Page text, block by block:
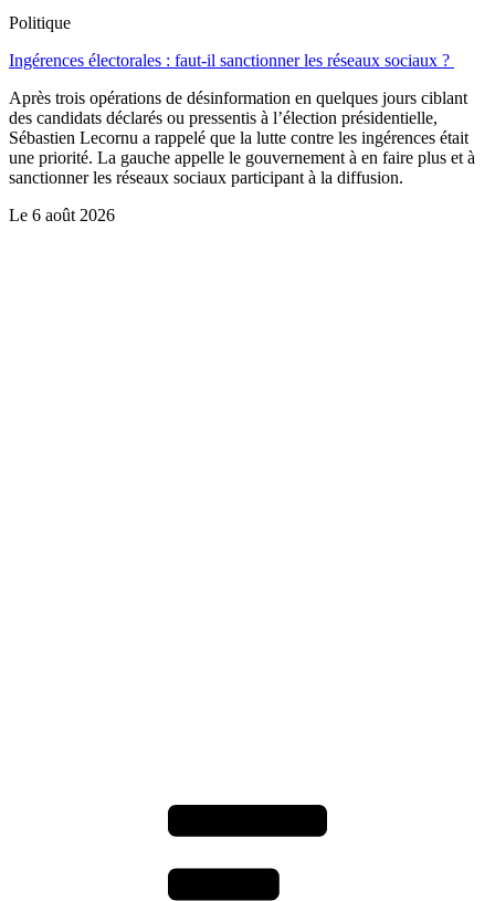
Politique
Ingérences électorales : faut-il sanctionner les réseaux sociaux ?
Après trois opérations de désinformation en quelques jours ciblant
des candidats déclarés ou pressentis à l’élection présidentielle,
Sébastien Lecornu a rappelé que la lutte contre les ingérences était
une priorité. La gauche appelle le gouvernement à en faire plus et à
sanctionner les réseaux sociaux participant à la diffusion.
Le 6 août 2026